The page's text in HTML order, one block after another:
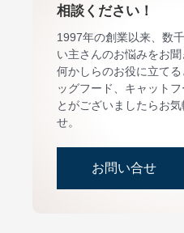
相談ください！
1997年の創業以来、数
い主さんのお悩みをお
何かしらのお役に立て
ッグフード、キャット
とがございましたらお
せ。
お問い合せ